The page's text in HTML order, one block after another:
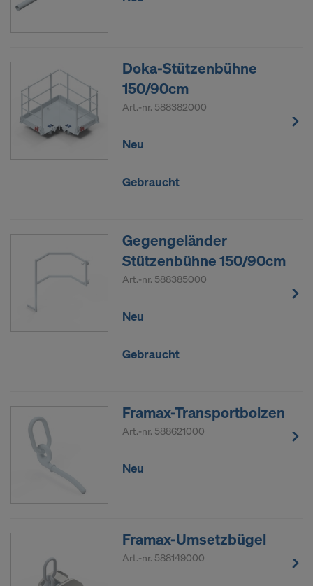
Doka-Stützenbühne
150/90cm
Art.-nr. 588382000
Neu
Gebraucht
Gegengeländer
Stützenbühne 150/90cm
Art.-nr. 588385000
Neu
Gebraucht
Framax-Transportbolzen
Art.-nr. 588621000
Neu
Framax-Umsetzbügel
Art.-nr. 588149000